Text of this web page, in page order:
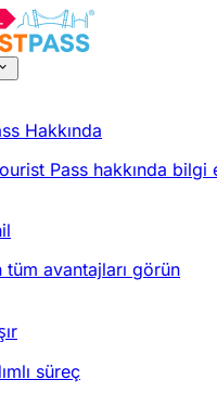
Hakkında
Pass hakkında bilgi
tüm avantajları görün
süreç